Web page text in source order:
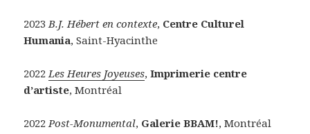
2023B.J. Hébert en contexte, Centre Culturel
Humania, Saint-Hyacinthe
2022Les Heures Joyeuses,Imprimerie centre
d’artiste, Montréal
2022Post-Monumental, Galerie BBAM!, Montréal